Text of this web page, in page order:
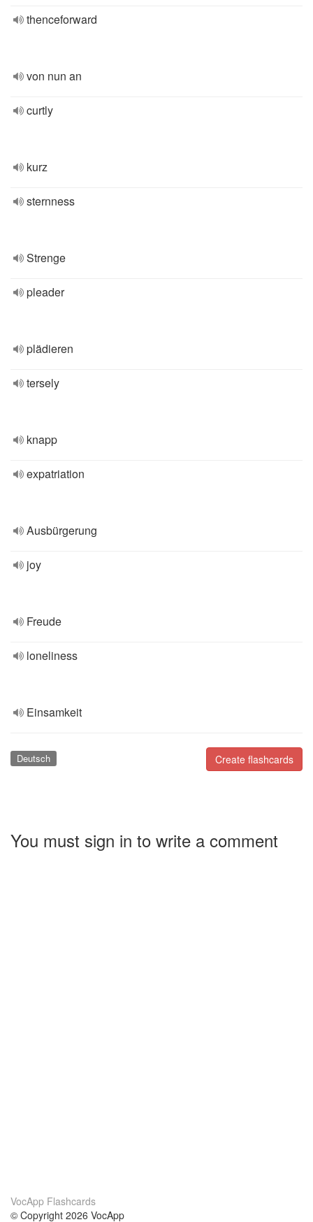
thenceforward
von nun an
curtly
kurz
sternness
Strenge
pleader
plädieren
tersely
knapp
expatriation
Ausbürgerung
joy
Freude
loneliness
Einsamkeit
Create flashcards
Deutsch
You must sign in to write a comment
VocApp Flashcards
© Copyright 2026 VocApp